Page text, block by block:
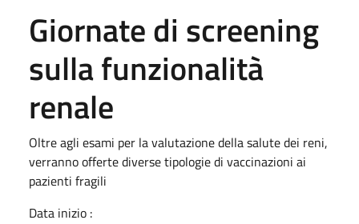
Giornate di screening
sulla funzionalità
renale
Oltre agli esami per la valutazione della salute dei reni,
verranno offerte diverse tipologie di vaccinazioni ai
pazienti fragili
Data inizio :